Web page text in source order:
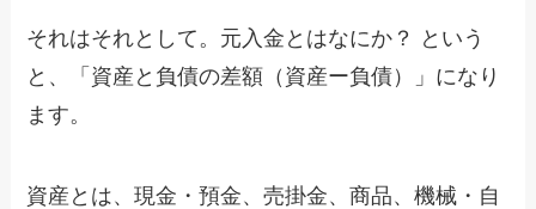
それはそれとして。元入金とはなにか？ という
と、「資産と負債の差額（資産ー負債）」になり
ます。
資産とは、現金・預金、売掛金、商品、機械・自